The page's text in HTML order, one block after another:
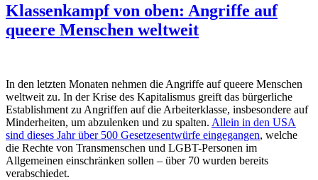
Klassenkampf von oben: Angriffe auf
queere Menschen weltweit
In den letzten Monaten nehmen die Angriffe auf queere Menschen
weltweit zu. In der Krise des Kapitalismus greift das bürgerliche
Establishment zu Angriffen auf die Arbeiterklasse, insbesondere auf
Minderheiten, um abzulenken und zu spalten. Allein in den USA
sind dieses Jahr über 500 Gesetzesentwürfe eingegangen, welche
die Rechte von Transmenschen und LGBT-Personen im
Allgemeinen einschränken sollen – über 70 wurden bereits
verabschiedet.